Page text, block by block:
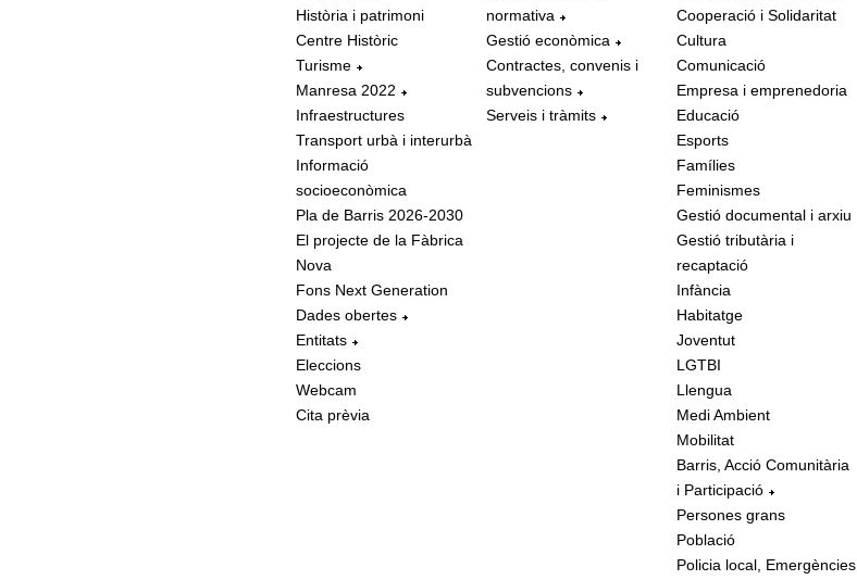
Història i patrimoni
Centre Històric
Turisme
Manresa 2022
Infraestructures
Transport urbà i interurbà
Informació
socioeconòmica
Pla de Barris 2026-2030
El projecte de la Fàbrica
Nova
Fons Next Generation
Dades obertes
Entitats
Eleccions
Webcam
Cita prèvia
normativa
Gestió econòmica
Contractes, convenis i
subvencions
Serveis i tràmits
Cooperació i Solidaritat
Cultura
Comunicació
Empresa i emprenedoria
Educació
Esports
Famílies
Feminismes
Gestió documental i arxiu
Gestió tributària i
recaptació
Infància
Habitatge
Joventut
LGTBI
Llengua
Medi Ambient
Mobilitat
Barris, Acció Comunitària
i Participació
Persones grans
Població
Policia local, Emergències